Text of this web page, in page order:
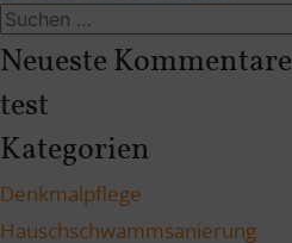
Suchen
nach:
Neueste Kommentare
test
Kategorien
Denkmalpflege
Hauschschwammsanierung